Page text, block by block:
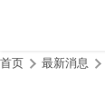
主
要
首页 最新消息